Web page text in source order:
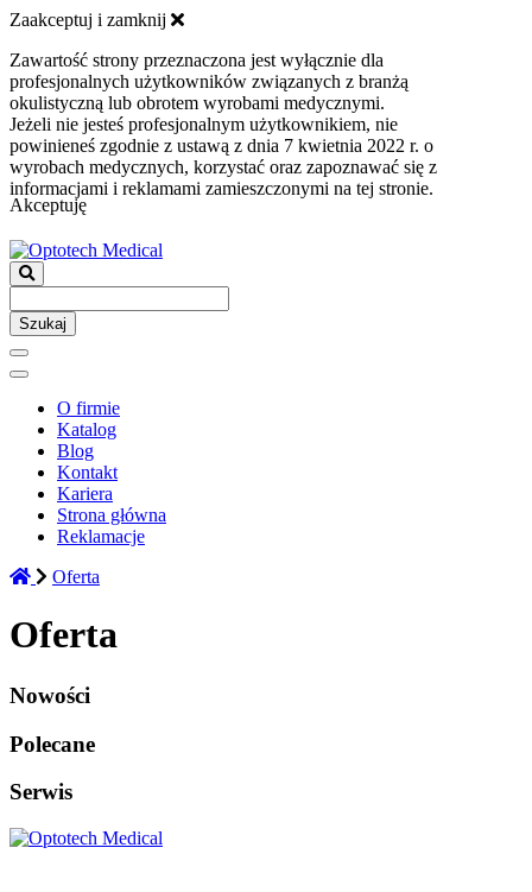
Zaakceptuj i zamknij
Zawartość strony przeznaczona jest wyłącznie dla
profesjonalnych użytkowników związanych z branżą
okulistyczną lub obrotem wyrobami medycznymi.
Jeżeli nie jesteś profesjonalnym użytkownikiem, nie
powinieneś zgodnie z ustawą z dnia 7 kwietnia 2022 r. o
wyrobach medycznych, korzystać oraz zapoznawać się z
informacjami i reklamami zamieszczonymi na tej stronie.
Akceptuję
Szukaj
O firmie
Katalog
Blog
Kontakt
Kariera
Strona główna
Reklamacje
Oferta
Oferta
Nowości
Polecane
Serwis